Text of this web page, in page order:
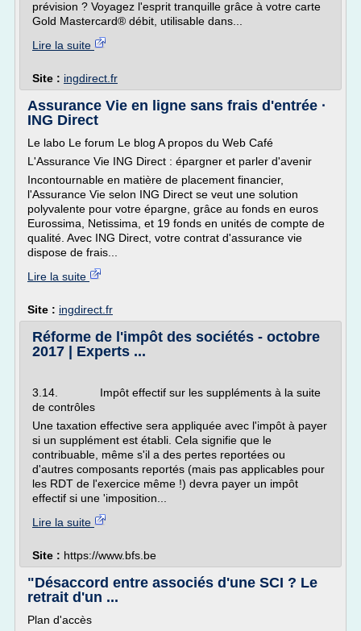
prévision ? Voyagez l'esprit tranquille grâce à votre carte
Gold Mastercard® débit, utilisable dans...
Lire la suite
Site : ingdirect.fr
Assurance Vie en ligne sans frais d'entrée ·
ING Direct
Le labo Le forum Le blog A propos du Web Café
L'Assurance Vie ING Direct : épargner et parler d'avenir
Incontournable en matière de placement financier,
l'Assurance Vie selon ING Direct se veut une solution
polyvalente pour votre épargne, grâce au fonds en euros
Eurossima, Netissima, et 19 fonds en unités de compte de
qualité. Avec ING Direct, votre contrat d'assurance vie
dispose de frais...
Lire la suite
Site : ingdirect.fr
Réforme de l'impôt des sociétés - octobre
2017 | Experts ...
3.14. Impôt effectif sur les suppléments à la suite
de contrôles
Une taxation effective sera appliquée avec l'impôt à payer
si un supplément est établi. Cela signifie que le
contribuable, même s'il a des pertes reportées ou
d'autres composants reportés (mais pas applicables pour
les RDT de l'exercice même !) devra payer un impôt
effectif si une 'imposition...
Lire la suite
Site : https://www.bfs.be
"Désaccord entre associés d'une SCI ? Le
retrait d'un ...
Plan d'accès